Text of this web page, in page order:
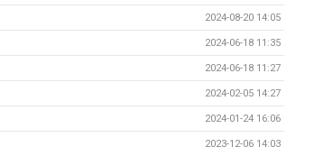
2024-08-20 14:05
2024-06-18 11:35
2024-06-18 11:27
2024-02-05 14:27
2024-01-24 16:06
2023-12-06 14:03